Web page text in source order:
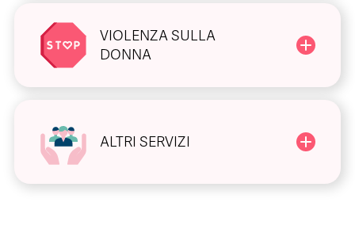
VIOLENZA SULLA
DONNA
ALTRI SERVIZI